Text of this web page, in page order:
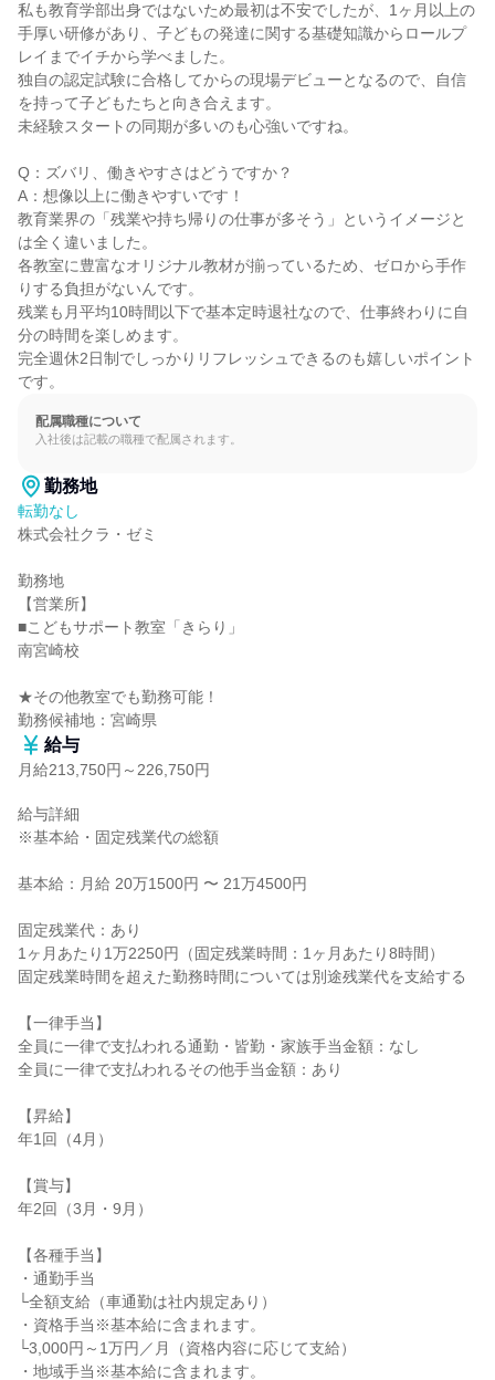
私も教育学部出身ではないため最初は不安でしたが、1ヶ月以上の
手厚い研修があり、子どもの発達に関する基礎知識からロールプ
レイまでイチから学べました。
独自の認定試験に合格してからの現場デビューとなるので、自信
を持って子どもたちと向き合えます。
未経験スタートの同期が多いのも心強いですね。
Q：ズバリ、働きやすさはどうですか？
A：想像以上に働きやすいです！
教育業界の「残業や持ち帰りの仕事が多そう」というイメージと
は全く違いました。
各教室に豊富なオリジナル教材が揃っているため、ゼロから手作
りする負担がないんです。
残業も月平均10時間以下で基本定時退社なので、仕事終わりに自
分の時間を楽しめます。
完全週休2日制でしっかりリフレッシュできるのも嬉しいポイント
です。
配属職種について
入社後は記載の職種で配属されます。
勤務地
転勤なし
株式会社クラ・ゼミ
勤務地
【営業所】
■こどもサポート教室「きらり」
南宮崎校
★その他教室でも勤務可能！
勤務候補地：宮崎県
給与
月給213,750円～226,750円
給与詳細
※基本給・固定残業代の総額
基本給：月給 20万1500円 〜 21万4500円
固定残業代：あり
1ヶ月あたり1万2250円（固定残業時間：1ヶ月あたり8時間）
固定残業時間を超えた勤務時間については別途残業代を支給する
【一律手当】
全員に一律で支払われる通勤・皆勤・家族手当金額：なし
全員に一律で支払われるその他手当金額：あり
【昇給】
年1回（4月）
【賞与】
年2回（3月・9月）
【各種手当】
・通勤手当
└全額支給（車通勤は社内規定あり）
・資格手当※基本給に含まれます。
└3,000円～1万円／月（資格内容に応じて支給）
・地域手当※基本給に含まれます。